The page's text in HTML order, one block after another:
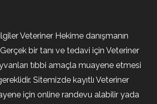
Veteriner Hekime danışmanın
bir tanı ve tedavi için Veteriner
tıbbi amaçla muayene etmesi
Sitemizde kayıtlı Veteriner
için online randevu alabilir yada